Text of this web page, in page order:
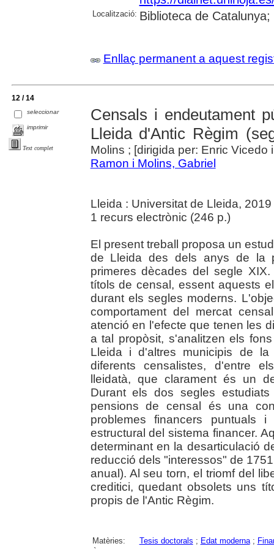
Localització: Biblioteca de
Enllaç permanent a aquest
12 / 14
seleccionar
imprimir
Text complet
Censals i endeutament
Lleida d'Antic Règim
Molins ; [dirigida per: Enric Vicedo
Ramon i Molins, Gabriel
Lleida : Universitat de Lleida, 2019
1 recurs electrònic (246 p.)
El present treball proposa un
de Lleida des dels anys de la
primeres dècades del segle
títols de censal, essent aquests
durant els segles moderns.
comportament del mercat
atenció en l'efecte que tenen les
a tal propòsit, s'analitzen els
Lleida i d'altres municipis de
diferents censalistes, d'entre
lleidatà, que clarament és un
Durant els dos segles
pensions de censal és una
problemes financers puntuals
estructural del sistema financer.
determinant en la desarticulació
reducció dels "interessos" de
anual). Al seu torn, el triomf del
creditici, quedant obsolets uns
propis de l'Antic Règim.
Matèries: Tesis doctorals ; Edat moderna;